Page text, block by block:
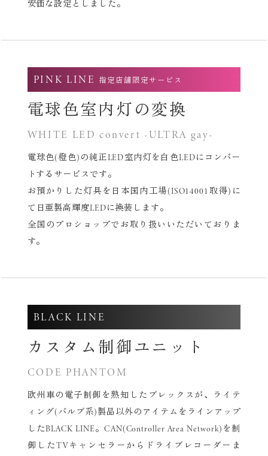
安価な設定としました。
PINK LINE 指定店舗限定サービス
電球色室内灯の変換
WHITE LED convert -ULTRA gay-
電球色(橙色)の純正LED室内灯を白色LEDにコンバー
トするサービスです。
お預かりした灯具を日本国内工場(ISO14001取得)に
て 日亜製高輝度LEDに換装します。
全国のプロショップでお取り扱いいただいておりま
す。
BLACK LINE
カスタム制御ユニット
CODE PHANTOM
欧州車の電子制御を熟知したブレックスが、
ライテ
ィング(バルブ系)製品以外のアイテムをラインアップ
したBLACK LINE。 CAN(Controller Area Network)を制
御したTVキャンセラーからドライブレコーダーま